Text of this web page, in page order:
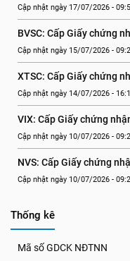
Cập nhật ngày 17/07/2026 -
BVSC: Cấp Giấy chứng
Cập nhật ngày 15/07/2026 -
XTSC: Cấp Giấy chứng
Cập nhật ngày 14/07/2026 -
VIX: Cấp Giấy chứng
Cập nhật ngày 10/07/2026 -
NVS: Cấp Giấy chứng
Cập nhật ngày 10/07/2026 -
Thống kê
Mã số GDCK NĐTNN